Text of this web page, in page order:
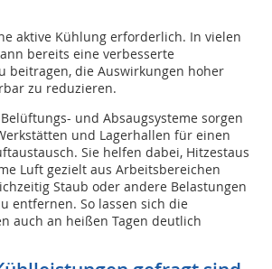
aktive Kühlung erforderlich. In vielen
bereits eine verbesserte
beitragen, die Auswirkungen hoher
zu reduzieren.
und Absaugsysteme sorgen
und Lagerhallen für einen
Sie helfen dabei, Hitzestaus
Luft gezielt aus Arbeitsbereichen
Staub oder andere Belastungen
entfernen. So lassen sich die
auch an heißen Tagen deutlich